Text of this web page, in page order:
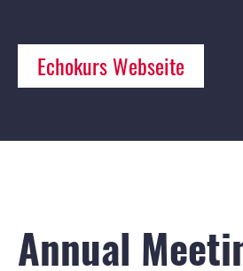
Echokurs Webseite
Annual